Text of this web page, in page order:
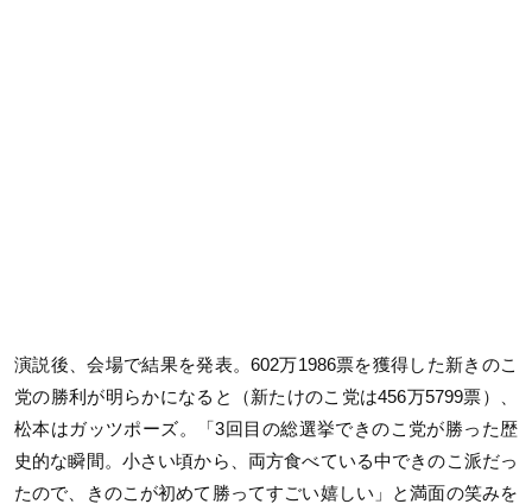
演説後、会場で結果を発表。602万1986票を獲得した新きのこ
党の勝利が明らかになると（新たけのこ党は456万5799票）、
松本はガッツポーズ。「3回目の総選挙できのこ党が勝った歴
史的な瞬間。小さい頃から、両方食べている中できのこ派だっ
たので、きのこが初めて勝ってすごい嬉しい」と満面の笑みを